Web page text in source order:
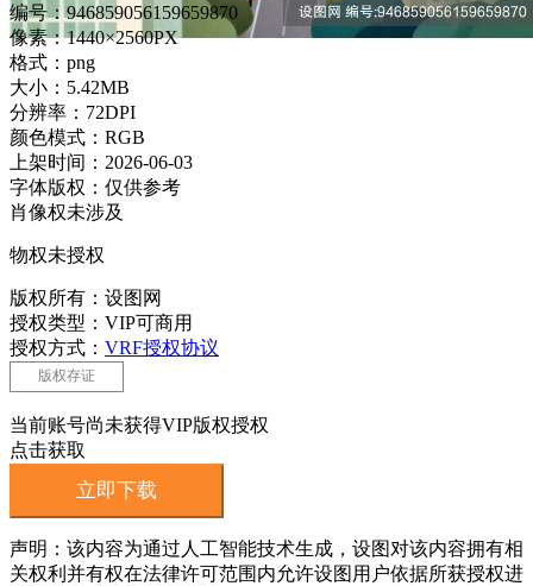
编号：946859056159659870
像素：1440×2560PX
格式：png
大小：5.42MB
分辨率：72DPI
颜色模式：RGB
上架时间：2026-06-03
字体版权：仅供参考
肖像权未涉及
物权未授权
版权所有：设图网
授权类型：VIP可商用
授权方式： VRF授权协议
版权存证
当前账号尚未获得VIP版权授权
点击获取
立即下载
声明：该内容为通过人工智能技术生成，设图对该内容拥有相
关权利并有权在法律许可范围内允许设图用户依据所获授权进